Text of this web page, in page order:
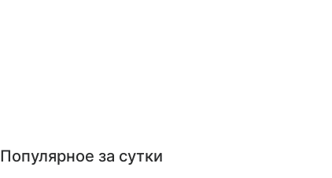
Популярное за сутки